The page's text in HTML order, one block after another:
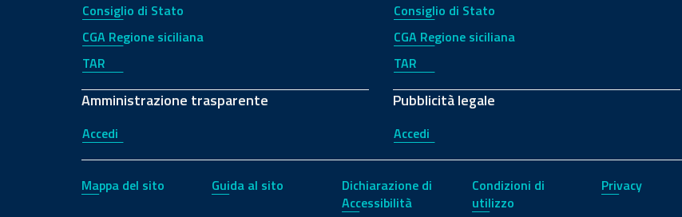
Consiglio di Stato
CGA Regione siciliana
TAR
Amministrazione trasparente
Accedi
Consiglio di Stato
CGA Regione siciliana
TAR
Pubblicità legale
Accedi
Mappa del sito Guida al sito
Dichiarazione di
Accessibilità
Condizioni di
utilizzo
Privacy